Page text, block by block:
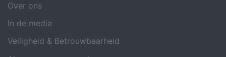
Over ons
In de media
Veiligheid & Betrouwbaarheid